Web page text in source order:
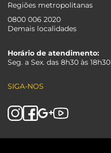
Regiões metropolitanas
0800 006 2020
Demais localidades
Horário de atendimento:
Seg. a Sex. das 8h30 às 18h30
SIGA-NOS